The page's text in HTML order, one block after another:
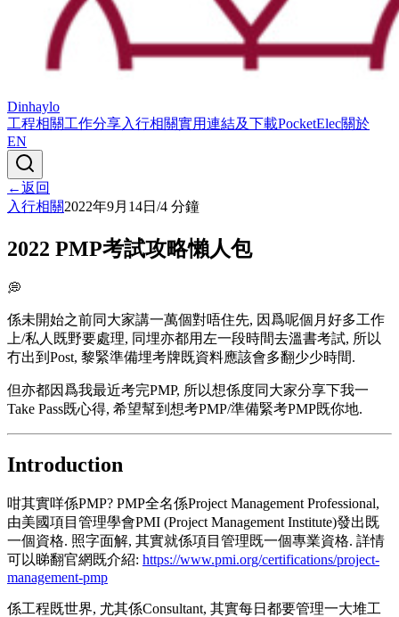
Dinhaylo
工程相關工作分享入行相關實用連結及下載PocketElec關於
EN
←返回
入行相關2022年9月14日 /4 分鐘
2022 PMP考試攻略懶人包
💭
係未開始之前同大家講一萬個對唔住先, 因爲呢個月好多工作
上/私人既野要處理, 同埋亦都用左一段時間去溫書考試, 所以
冇出到Post, 黎緊準備埋考牌既資料應該會多翻少少時間.
但亦都因爲我最近考完PMP, 所以想係度同大家分享下我一
Take Pass既心得, 希望幫到想考PMP/準備緊考PMP既你地.
Introduction
咁其實咩係PMP? PMP全名係Project Management Professional,
由美國項目管理學會PMI (Project Management Institute)發出既
一個資格. 照字面解, 其實就係項目管理既一個專業資格. 詳情
可以睇翻官網既介紹: https://www.pmi.org/certifications/project-
management-pmp
係工程既世界, 尤其係Consultant, 其實每日都要管理一大堆工